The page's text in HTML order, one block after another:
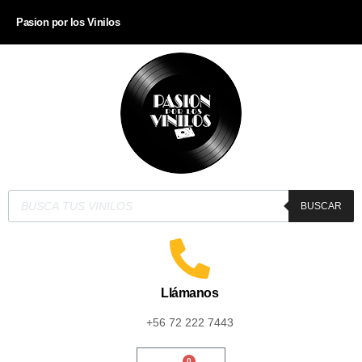
Pasion por los Vinilos
BUSCAR
Llámanos
+56 72 222 7443